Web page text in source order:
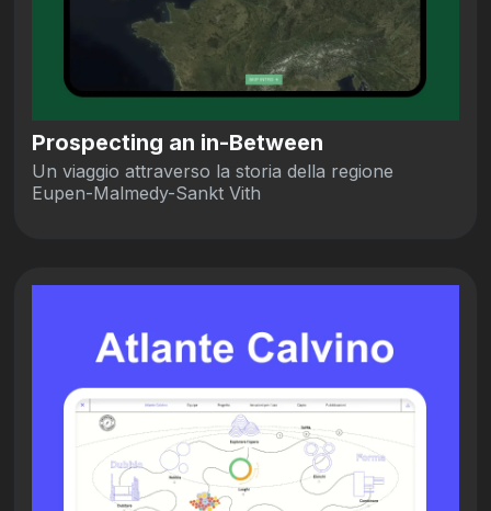
Prospecting an in-Between
Un viaggio attraverso la storia della regione
Eupen-Malmedy-Sankt Vith